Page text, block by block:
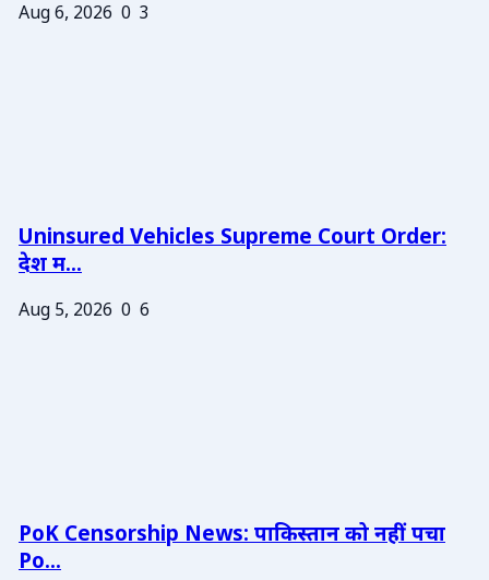
Aug 6, 2026 0 3
Uninsured Vehicles Supreme Court Order:
देश म...
Aug 5, 2026 0 6
PoK Censorship News: पाकिस्तान को नहीं पचा
Po...